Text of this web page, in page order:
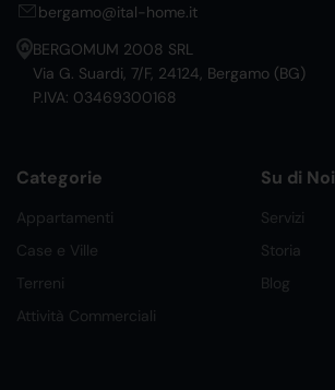
bergamo@ital-home.it
BERGOMUM 2008 SRL
Via G. Suardi, 7/F, 24124, Bergamo (BG)
P.IVA: 03469300168
Categorie
Appartamenti
Case e Ville
Terreni
Attività Commerciali
Su di Noi
Servizi
Storia
Blog